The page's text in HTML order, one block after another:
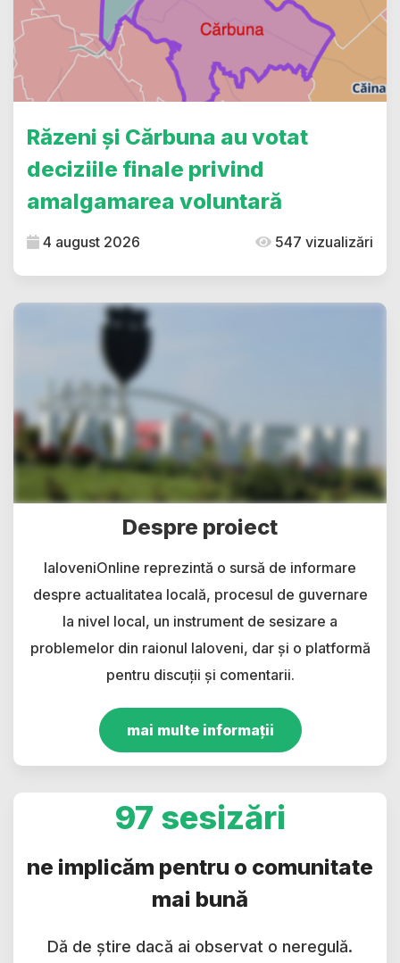
Răzeni și Cărbuna au votat
deciziile finale privind
amalgamarea voluntară
4 august 2026 547 vizualizări
Despre proiect
IaloveniOnline reprezintă o sursă de informare
despre actualitatea locală, procesul de guvernare
la nivel local, un instrument de sesizare a
problemelor din raionul Ialoveni, dar și o platformă
pentru discuții și comentarii.
mai multe informații
97 sesizări
ne implicăm pentru o comunitate
mai bună
Dă de știre dacă ai observat o neregulă.